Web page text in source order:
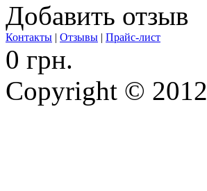
Добавить отзыв
Контакты | Отзывы | Прайс-лист
0 грн.
Copyright ©